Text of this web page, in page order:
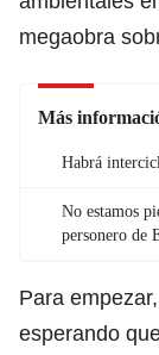
megaobra
Más
Habrá
No estamos
personero de
Para
esperando